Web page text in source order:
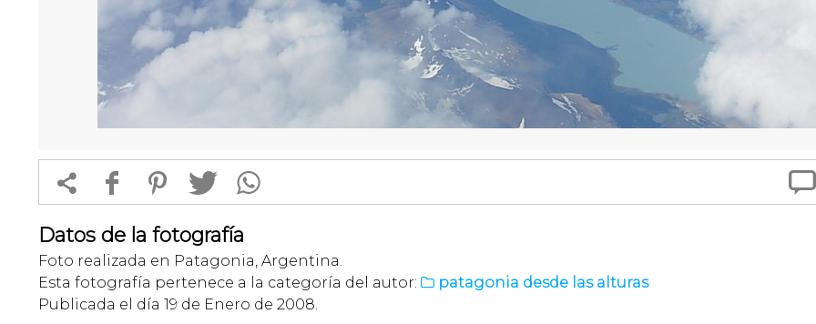
 f 1 T  
Datos de la fotografía
Foto realizada en Patagonia, Argentina.
Esta fotografía pertenece a la categoría del autor:  patagonia desde las alturas
Publicada el día 19 de Enero de 2008.